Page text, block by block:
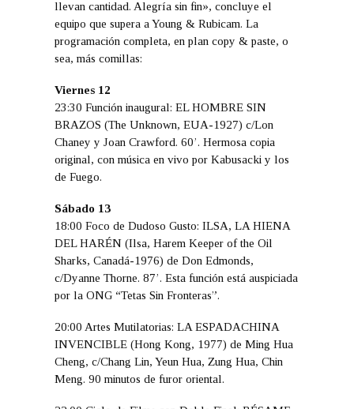
llevan cantidad. Alegría sin fin», concluye el
equipo que supera a Young & Rubicam. La
programación completa, en plan copy & paste, o
sea, más comillas:
Viernes 12
23:30 Función inaugural: EL HOMBRE SIN
BRAZOS (The Unknown, EUA-1927) c/Lon
Chaney y Joan Crawford. 60’. Hermosa copia
original, con música en vivo por Kabusacki y los
de Fuego.
Sábado 13
18:00 Foco de Dudoso Gusto: ILSA, LA HIENA
DEL HARÉN (Ilsa, Harem Keeper of the Oil
Sharks, Canadá-1976) de Don Edmonds,
c/Dyanne Thorne. 87’. Esta función está auspiciada
por la ONG “Tetas Sin Fronteras”.
20:00 Artes Mutilatorias: LA ESPADACHINA
INVENCIBLE (Hong Kong, 1977) de Ming Hua
Cheng, c/Chang Lin, Yeun Hua, Zung Hua, Chin
Meng. 90 minutos de furor oriental.